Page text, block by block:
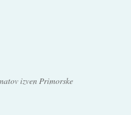
izven Primorske